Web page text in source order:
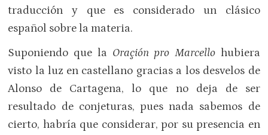
traducción y que es considerado un clásico
español sobre la materia.
Suponiendo que la Oraçión pro Marcellohubiera
visto la luz en castellano gracias a los desvelos de
Alonso de Cartagena, lo que no deja de ser
resultado de conjeturas, pues nada sabemos de
cierto, habría que considerar, por su presencia en